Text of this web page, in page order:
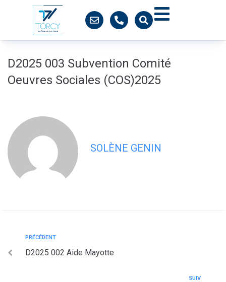
D2025 003 Subvention Comité
Oeuvres Sociales (COS)2025
SOLÈNE GENIN
PRÉCÉDENT
D2025 002 Aide Mayotte
SUIV